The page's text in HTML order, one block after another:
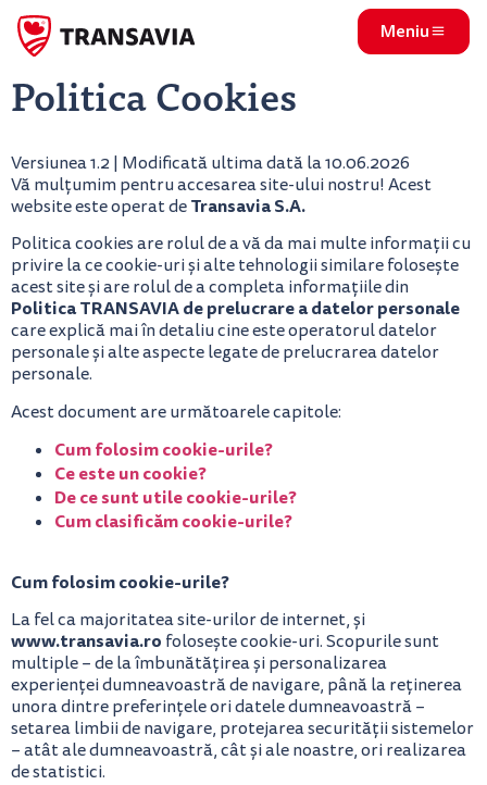
Meniu
Politica Cookies
Versiunea 1.2 | Modificată ultima dată la 10.06.2026
Vă mulțumim pentru accesarea site-ului nostru! Acest
website este operat deTransavia S.A.
Politica cookies are rolul de a vă da mai multe informații cu
privire la ce cookie-uri și alte tehnologii similare folosește
acest site și are rolul de a completa informațiile din
Politica TRANSAVIA de prelucrare a datelor personale
care explică mai în detaliu cine este operatorul datelor
personale și alte aspecte legate de prelucrarea datelor
personale.
Acest document are următoarele capitole:
Cum folosim cookie-urile?
Ce este un cookie?
De ce sunt utile cookie-urile?
Cum clasificăm cookie-urile?
Cum folosim cookie-urile?
La fel ca majoritatea site-urilor de internet, și
www.transavia.ro folosește cookie-uri. Scopurile sunt
multiple – de la îmbunătățirea și personalizarea
experienței dumneavoastră de navigare, până la reținerea
unora dintre preferințele ori datele dumneavoastră –
setarea limbii de navigare, protejarea securității sistemelor
– atât ale dumneavoastră, cât și ale noastre, ori realizarea
de statistici.